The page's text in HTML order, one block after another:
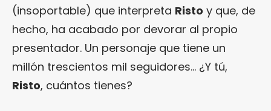
(insoportable) que interpreta Risto y que, de
hecho, ha acabado por devorar al propio
presentador. Un personaje que tiene un
millón trescientos mil seguidores… ¿Y tú,
Risto, cuántos tienes?